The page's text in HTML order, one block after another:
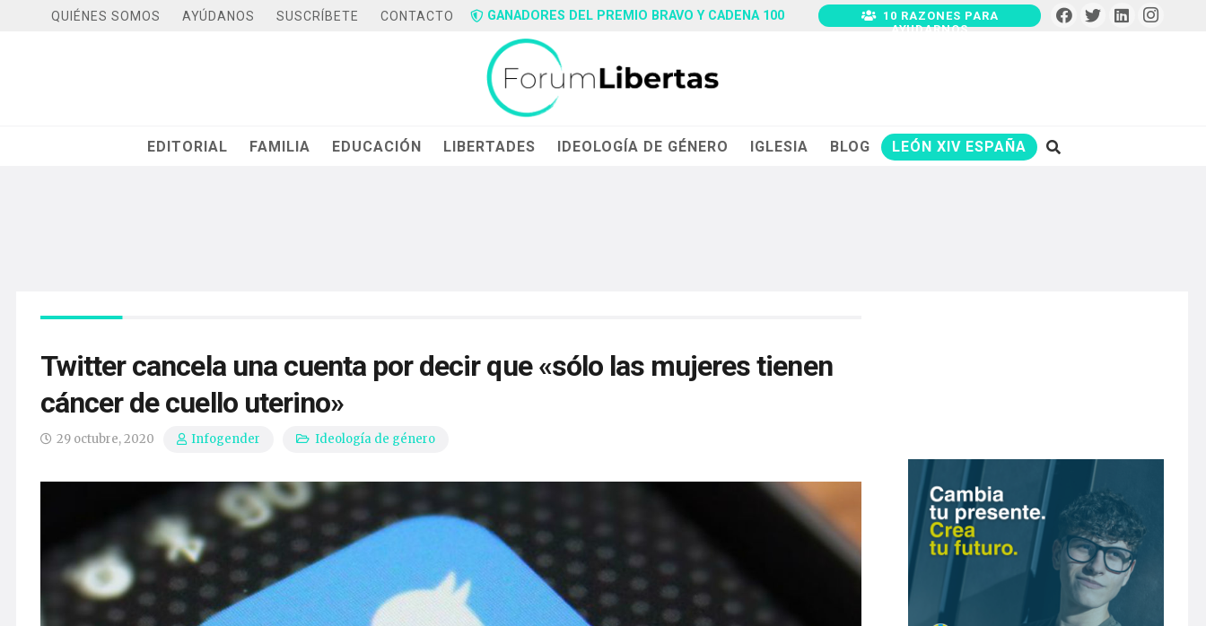
QUIÉNES SOMOS AYÚDANOS SUSCRÍBETE CONTACTO GANADORES DEL PREMIO BRAVO Y CADENA 100
10 RAZONES PARA
AYUDARNOS
EDITORIAL FAMILIA EDUCACIÓN LIBERTADES IDEOLOGÍA DE GÉNERO IGLESIA BLOG LEÓN XIV ESPAÑA
Twitter cancela una cuenta por decir que «sólo las mujeres tienen
cáncer de cuello uterino»
29 octubre, 2020 Infogender Ideología de género